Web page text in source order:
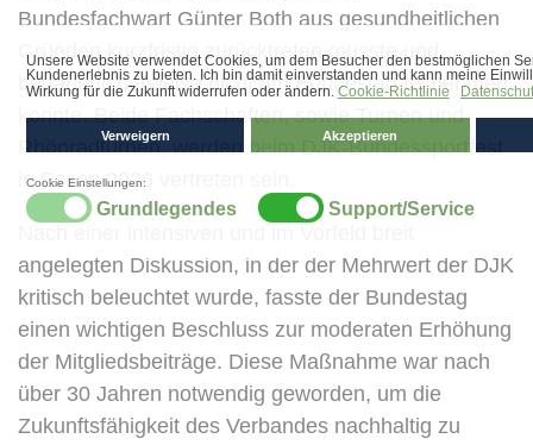
Bundesfachwart Günter Both aus gesundheitlichen
Gründen kurzfristig zurücktreten musste und
bedauerlicherweise nicht am Bundestag teilnehmen
konnte. Beide Fachschaften, sowie Turnen und
Rhönradturnen, werden beim DJK-Bundessportfest
in Essen 2026 vertreten sein.
angelegten Diskussion, in der der Mehrwert der DJK
kritisch beleuchtet wurde, fasste der Bundestag
einen wichtigen Beschluss zur moderaten Erhöhung
der Mitgliedsbeiträge. Diese Maßnahme war nach
über 30 Jahren notwendig geworden, um die
Zukunftsfähigkeit des Verbandes nachhaltig zu